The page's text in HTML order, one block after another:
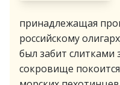
принадлежащая
российскому
был забит слитками
сокровище